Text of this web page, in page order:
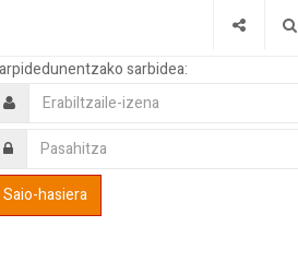
sarbidea: